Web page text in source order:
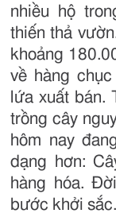
nhiều hộ
thiến thả
khoảng
về hàng
lứa xuất bán.
trồng cây
hôm nay
dạng hơn:
hàng hóa.
bước khởi